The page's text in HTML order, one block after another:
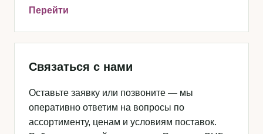
Перейти
Связаться с нами
Оставьте заявку или позвоните — мы
оперативно ответим на вопросы по
ассортименту, ценам и условиям поставок.